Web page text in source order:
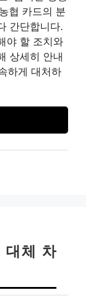
협 카드의 분
간단합니다.
야 할 조치와
상세히 안내
하게 대처하
대체 차